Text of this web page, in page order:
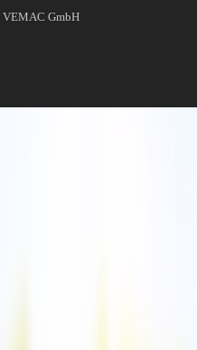
VEMAC GmbH